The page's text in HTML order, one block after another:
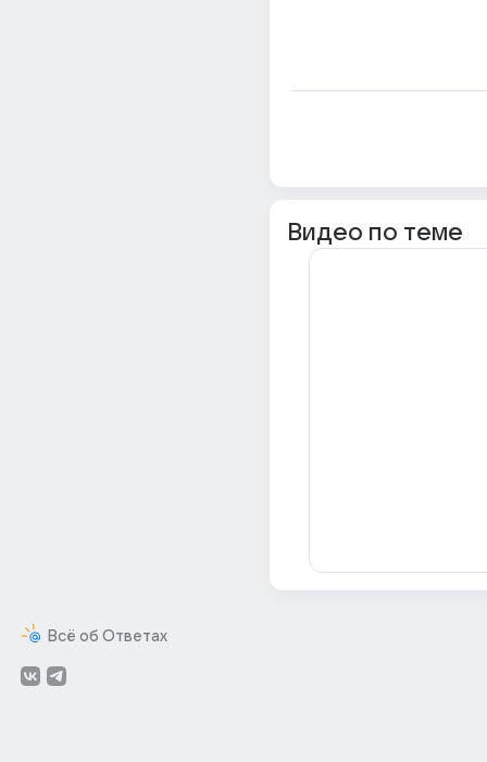
Всё об Ответах
Видео по теме